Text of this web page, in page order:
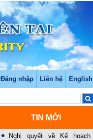
Đăng nhập Liên hệ English
TIN MỚI
Nghị quyết về Kế hoạch